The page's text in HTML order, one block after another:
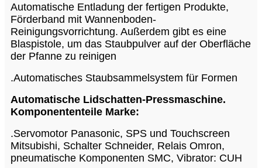
Automatische Entladung der fertigen Produkte,
Förderband mit Wannenboden-
Reinigungsvorrichtung. Außerdem gibt es eine
Blaspistole, um das Staubpulver auf der Oberfläche
der Pfanne zu reinigen
.Automatisches Staubsammelsystem für Formen
Automatische Lidschatten-Pressmaschine.
Komponententeile Marke:
.Servomotor Panasonic, SPS und Touchscreen
Mitsubishi, Schalter Schneider, Relais Omron,
pneumatische Komponenten SMC, Vibrator: CUH